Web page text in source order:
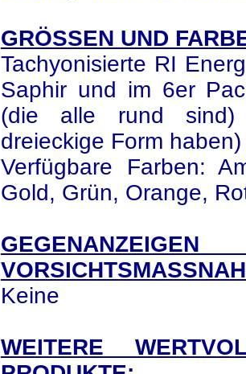
GRÖSSEN UND
Tachyonisierte RI
Saphir und im 6er
(die alle rund
dreieckige Form
Verfügbare Farben:
Gold, Grün, Orange,
Keine
WEITERE